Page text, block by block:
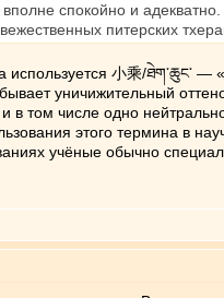
спокойно и адекватно.
питерских
используется 小乘/ཐེག་ཆུང་
уничижительный
том числе одно
этого термина в
учёные обычно